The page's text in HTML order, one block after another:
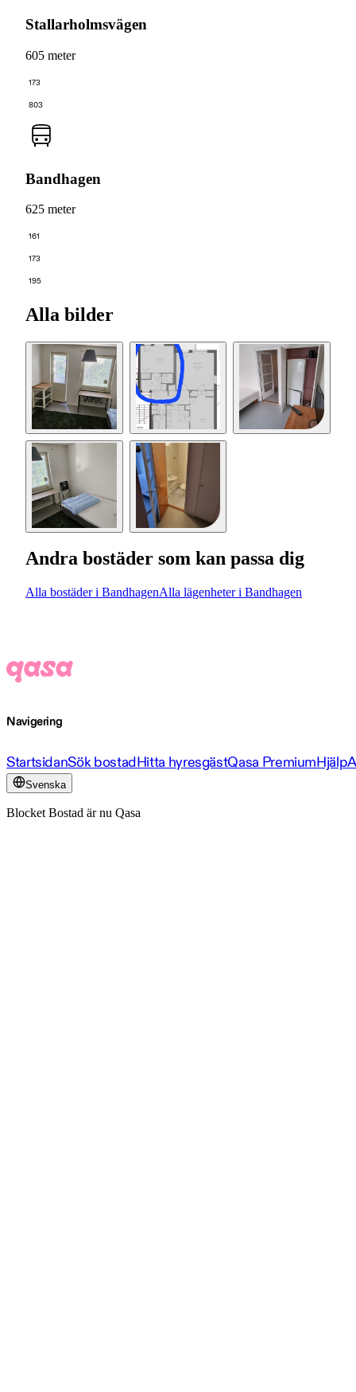
Stallarholmsvägen
605 meter
173
803
Bandhagen
625 meter
161
173
195
Alla bilder
Andra bostäder som kan passa dig
Alla bostäder i BandhagenAlla lägenheter i Bandhagen
Navigering
StartsidanSök bostadHitta hyresgästQasa PremiumHjälp
Svenska
Blocket Bostad är nu Qasa